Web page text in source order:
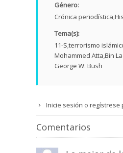
Género:
Crónica periodística
Tema(s):
11-S terrorismo
Mohammed Atta Bin
George W. Bush
Inicie sesión o regístrese
Comentarios